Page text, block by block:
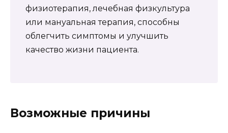
физиотерапия, лечебная физкультура
или мануальная терапия, способны
облегчить симптомы и улучшить
качество жизни пациента.
Возможные причины